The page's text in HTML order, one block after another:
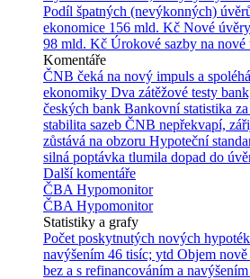
Podíl špatných (nevýkonných)
ekonomice 156 mld. Kč Nové
98 mld. Kč Úrokové sazby na nové
Komentáře
ČNB čeká na nový impuls a
ekonomiky Dva zátěžové testy
českých bank Bankovní statistika
stabilita sazeb ČNB nepřekvapí,
zůstává na obzoru Hypoteční
silná poptávka tlumila dopad do
Další komentáře
ČBA Hypomonitor
ČBA Hypomonitor
Statistiky a grafy
Počet poskytnutých nových
navýšením 46 tisíc; ytd Objem
bez a s refinancováním a navýšením